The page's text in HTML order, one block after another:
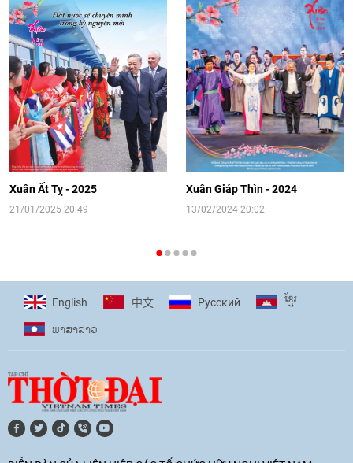
Video: Cơ hội giao lưu quốc tế cho học
sinh Việt Nam tại trại hè Artek
14:41|12/06/2026
[Video] Đối ngoại nhân dân Thủ đô
hướng tới kết nối hiệu quả nguồn lực
người Việt Nam ở nước ngoài
16:58|10/06/2026
cùng thanh thiếu nhi tiên phong ứng
phó với biến đổi khí hậu
17:07|09/06/2026
[Video] Lào dành ưu tiên hàng đầu cho
quan hệ với Việt Nam
11:01 |09/06/2026
Xuân Ất Tỵ - 2025
21/01/2025 20:49
Xuân Giáp Thìn - 2024
13/02/2024 20:02
English 中文 Pусский ខ្មែរ
ພາ​ສາ​ລາວ